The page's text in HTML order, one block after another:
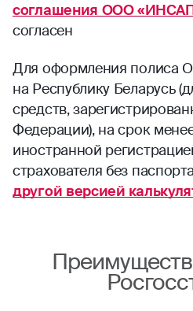
соглашения ООО
согласен
Для оформления полиса
на Республику Беларусь
средств,
Федерации), на срок
иностранной
страхователя без
другой версией